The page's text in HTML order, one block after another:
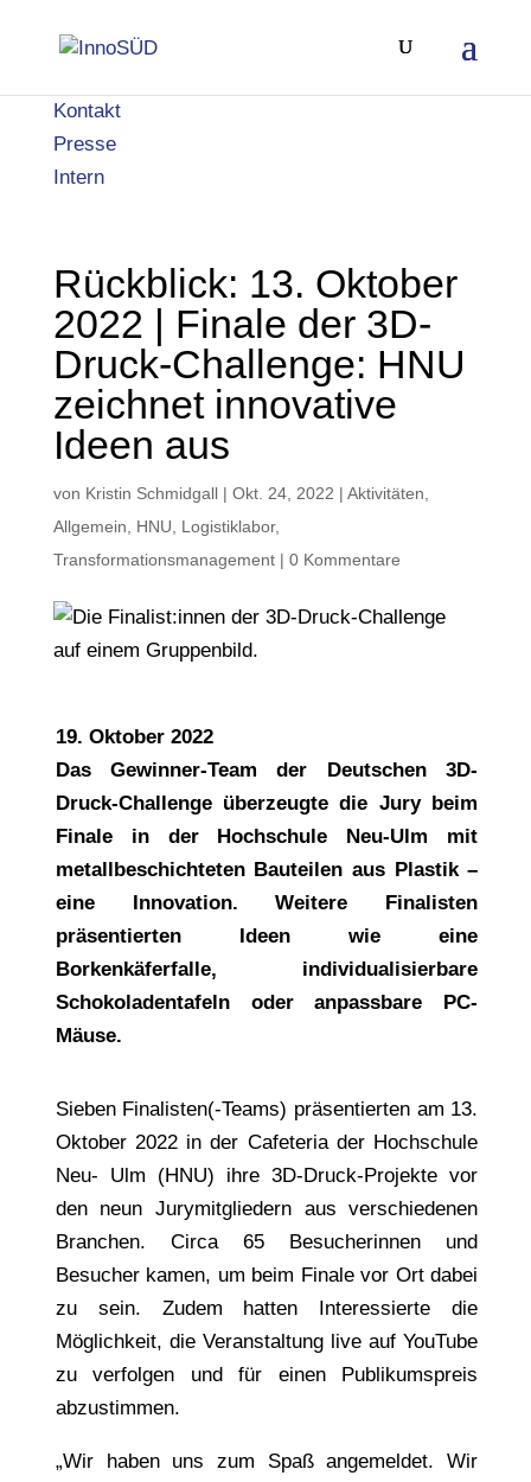
Kontakt
Presse
Intern
Rückblick: 13. Oktober
2022 | Finale der 3D-
Druck-Challenge: HNU
zeichnet innovative
Ideen aus
von Kristin Schmidgall| Okt. 24, 2022 | Aktivitäten
Allgemein
HNU Logistiklabor,
Transformationsmanagement| 0 Kommentare
19. Oktober 2022
Das Gewinner-Team der Deutschen 3D-
Druck-Challenge überzeugte die Jury beim
Finale in der Hochschule Neu-Ulm mit
metallbeschichteten Bauteilen aus Plastik –
eine Innovation. Weitere Finalisten
präsentierten Ideen wie eine
Borkenkäferfalle, individualisierbare
Schokoladentafeln oder anpassbare PC-
Mäuse.
Sieben Finalisten(-Teams) präsentierten am 13.
Oktober 2022 in der Cafeteria der Hochschule
Neu- Ulm (HNU) ihre 3D-Druck-Projekte vor
den neun Jurymitgliedern aus verschiedenen
Branchen. Circa 65 Besucherinnen und
Besucher kamen, um beim Finale vor Ort dabei
zu sein. Zudem hatten Interessierte die
Möglichkeit, die Veranstaltung live auf YouTube
zu verfolgen und für einen Publikumspreis
abzustimmen.
„Wir haben uns zum Spaß angemeldet. Wir